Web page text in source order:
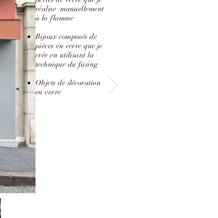
réalise manuellement
à la flamme
Bijoux composés de
pièces en verre que je
crée en utilisant la
technique du fusing
Objets de décoration
en verre